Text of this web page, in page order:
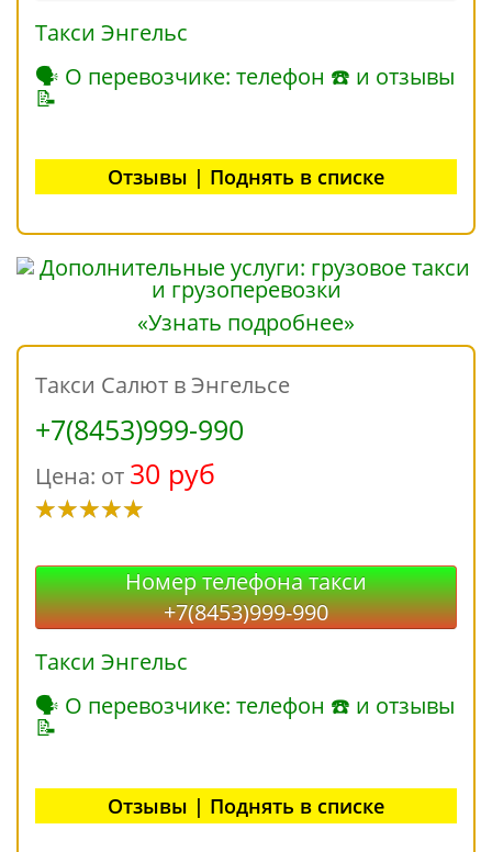
Такси Энгельс
🗣 О перевозчике: телефон ☎ и отзывы
📝
Отзывы | Поднять в списке
«Узнать подробнее»
Такси Салют в Энгельсе
+7(8453)999-990
Цена: от 30 руб
Номер телефона такси
+7(8453)999-990
Такси Энгельс
🗣 О перевозчике: телефон ☎ и отзывы
📝
Отзывы | Поднять в списке